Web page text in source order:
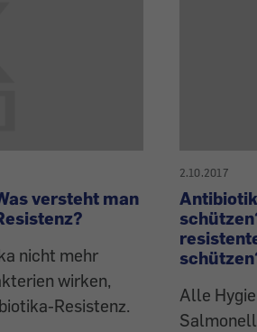
versteht man
nicht mehr
wirken,
Resistenz.
2.10.2017
Alle